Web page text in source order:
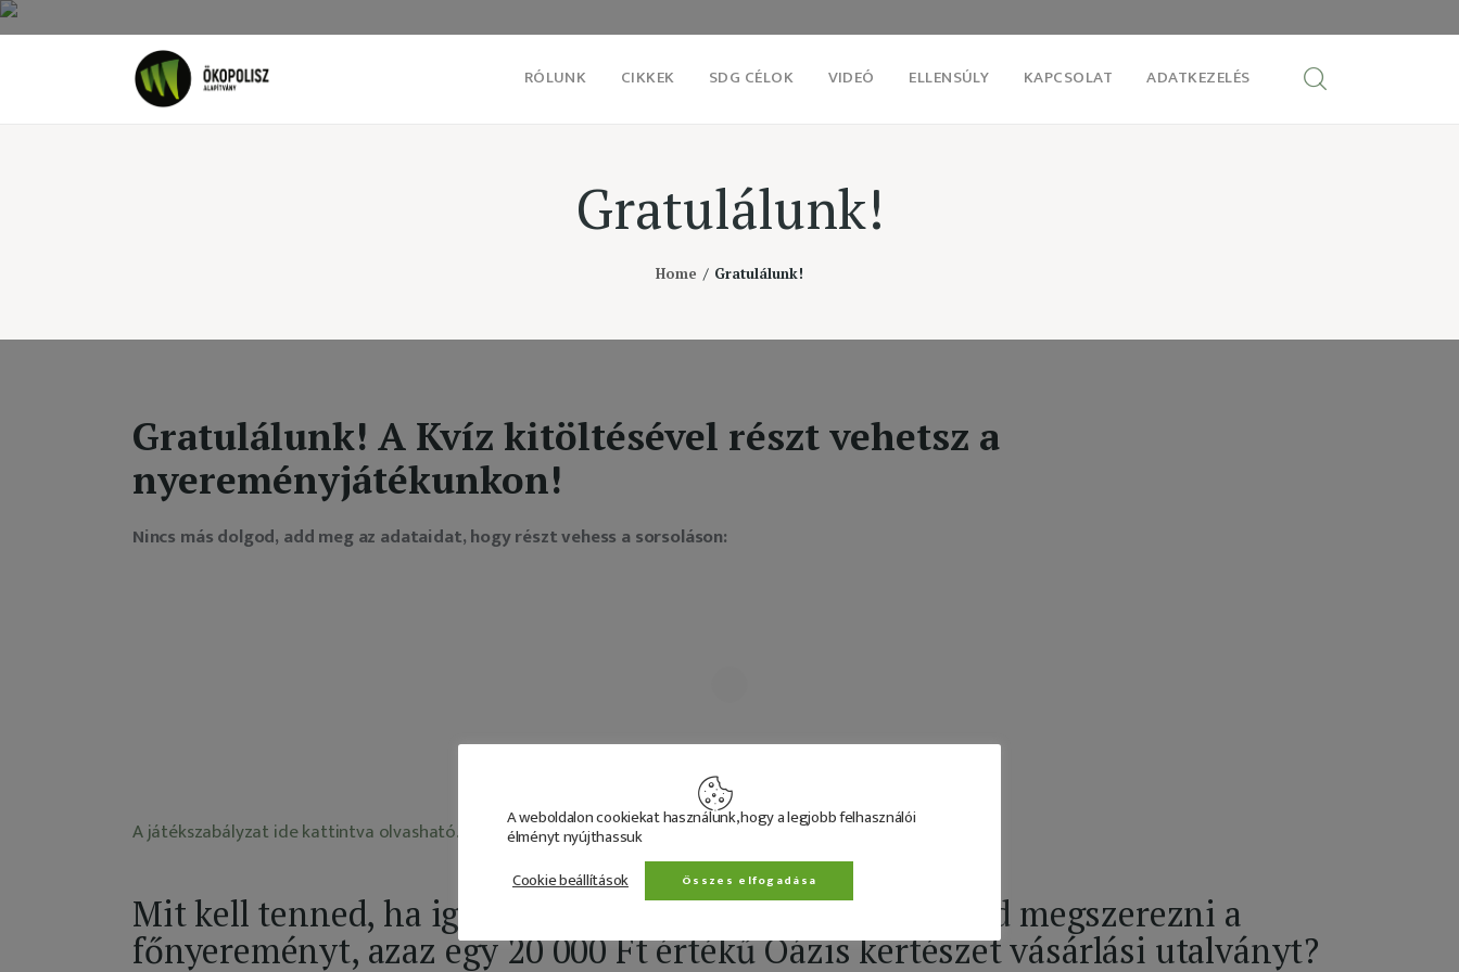
RÓLUNK CIKKEK SDG CÉLOK VIDEÓ ELLENSÚLY KAPCSOLAT ADATKEZELÉS
Gratulálunk!
Home Gratulálunk!
Rólunk
Adatkezelés
Gratulálunk! A Kvíz kitöltésével részt vehetsz a
nyereményjátékunkon!
Nincs más dolgod, add meg az adataidat, hogy részt vehess a sorsoláson:
A játékszabályzat ide kattintva olvasható.
Mit kell tenned, ha igazán elkötelezett vagy, és szeretnéd megszerezni a
főnyereményt, azaz egy 20 000 Ft értékű Oázis kertészet vásárlási utalványt?
A weboldalon cookiekat használunk, hogy a legjobb felhasználói
élményt nyújthassuk
Cookie beállítások
Összes elfogadása